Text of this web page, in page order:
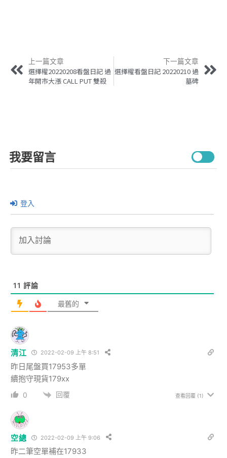
上一篇文章
選擇權20220208看盤日記 過
年開市大漲 CALL PUT 雙殺
下一篇文章
選擇權看盤日記 20220210 過
墓碑
我要留言
登入
11 評論
最舊的
清江 2022-02-09 上午 8:51
昨日尾盤買17953多單
續抱守現貨179xx
0 回覆 查看回覆 (1)
空總 2022-02-09 上午 9:06
昨二筆空單補在17933